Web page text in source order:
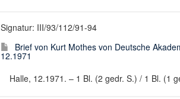
Signatur: III/93/112/91-94
Brief von Kurt Mothes von Deutsche
12.1971
Halle, 12.1971. – 1 Bl. (2 gedr. S.) / 1 Bl. (1